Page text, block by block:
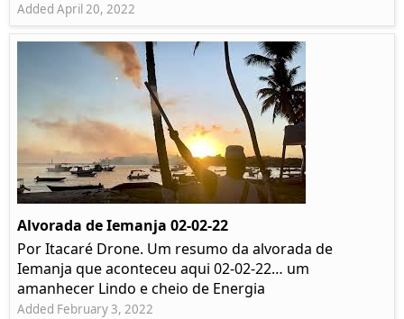
Added April 20, 2022
Alvorada de Iemanja 02-02-22
Por Itacaré Drone. Um resumo da alvorada de
Iemanja que aconteceu aqui 02-02-22… um
amanhecer Lindo e cheio de Energia
Added February 3, 2022